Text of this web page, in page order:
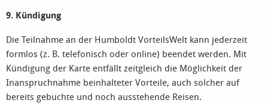
9. Kündigung
Die Teilnahme an der Humboldt VorteilsWelt kann jederzeit
formlos (z. B. telefonisch oder online) beendet werden. Mit
Kündigung der Karte entfällt zeitgleich die Möglichkeit der
Inanspruchnahme beinhalteter Vorteile, auch solcher auf
bereits gebuchte und noch ausstehende Reisen.